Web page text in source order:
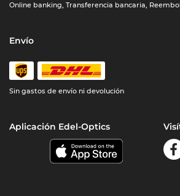
Online banking, Transferencia bancaria,
Envío
Sin gastos de envío ni devolución
Aplicación Edel-Optics